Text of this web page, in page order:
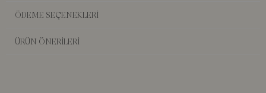
ÖDEME SEÇENEKLERI
ÜRÜN ÖNERILERI